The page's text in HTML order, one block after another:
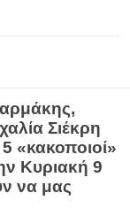
Σιέκρη
«κακοποιοί»
Κυριακή 9
να μας